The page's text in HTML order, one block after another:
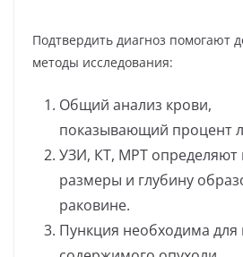
Подтвердить диагноз помогают
методы исследования:
Общий анализ крови,
показывающий процент
УЗИ, КТ, МРТ определяют
размеры и глубину
раковине.
Пункция необходима для